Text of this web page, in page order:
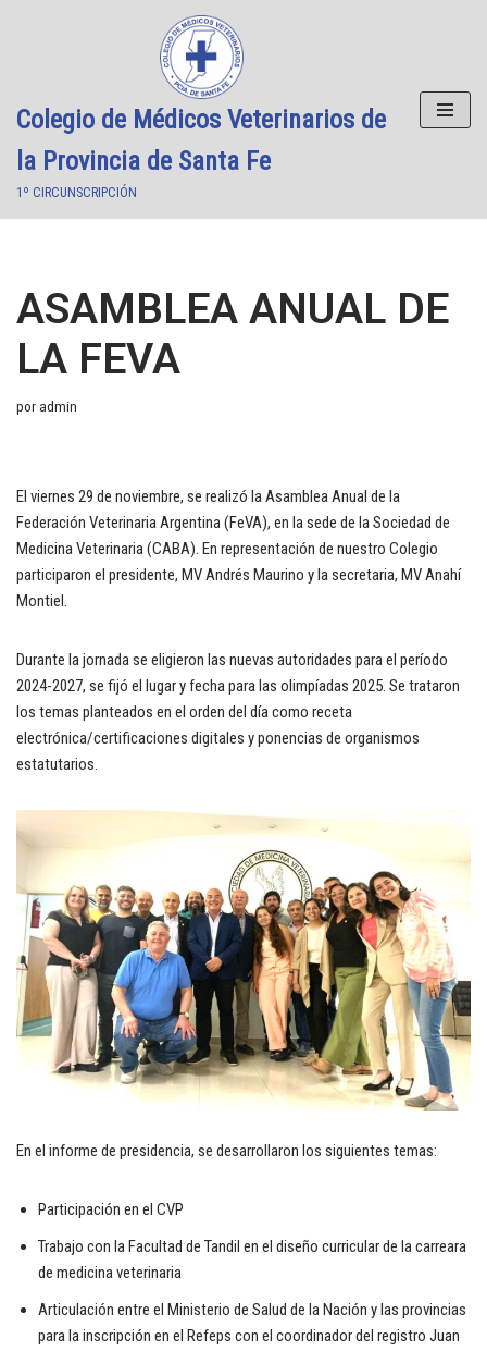
contenido
Colegio de Médicos Veterinarios de
la Provincia de Santa Fe
1º CIRCUNSCRIPCIÓN
ASAMBLEA ANUAL DE
LA FEVA
poradmin
El viernes 29 de noviembre, se realizó la Asamblea Anual de la
Federación Veterinaria Argentina (FeVA), en la sede de la Sociedad de
Medicina Veterinaria (CABA). En representación de nuestro Colegio
participaron el presidente, MV Andrés Maurino y la secretaria, MV Anahí
Montiel.
Durante la jornada se eligieron las nuevas autoridades para el período
2024-2027, se fijó el lugar y fecha para las olimpíadas 2025. Se trataron
los temas planteados en el orden del día como receta
electrónica/certificaciones digitales y ponencias de organismos
estatutarios.
En el informe de presidencia, se desarrollaron los siguientes temas:
Participación en el CVP
Trabajo con la Facultad de Tandil en el diseño curricular de la carreara
de medicina veterinaria
Articulación entre el Ministerio de Salud de la Nación y las provincias
para la inscripción en el Refeps con el coordinador del registro Juan